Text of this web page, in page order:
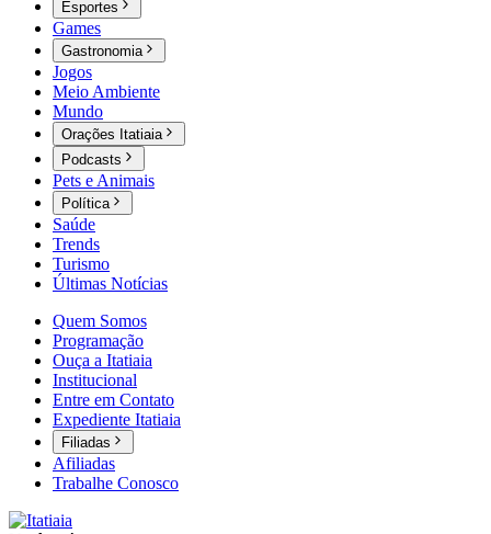
Esportes
Games
Gastronomia
Jogos
Meio Ambiente
Mundo
Orações Itatiaia
Podcasts
Pets e Animais
Política
Saúde
Trends
Turismo
Últimas Notícias
Quem Somos
Programação
Ouça a Itatiaia
Institucional
Entre em Contato
Expediente Itatiaia
Filiadas
Afiliadas
Trabalhe Conosco